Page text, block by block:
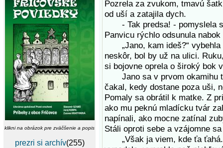
klikni na obrázok pre zväčšenie a popis
prezri si archív(255)
Pozrela za zvukom, tmavú
od uší a zatajila dych.
- Tak predsa! - pomyslela si
Panvicu rýchlo odsunula
„Jano, kam ideš?“ vybehla
neskôr, bol by už na ulici.
si bojovne oprela o široký bok
Jano sa v prvom okamihu
čakal, kedy dostane poza uši,
Pomaly sa obrátil k matke. Z
ako mu peknú mladícku tvár
napínali, ako mocne zatínal
Stáli oproti sebe a vzájomne
„Však ja viem, kde ťa ťahá.